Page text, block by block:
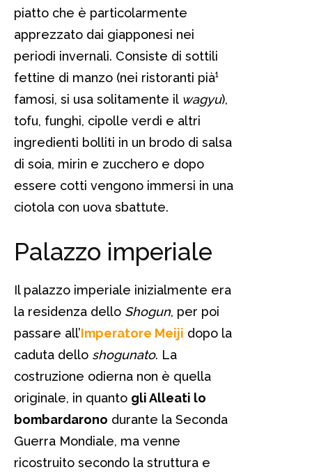
piatto che è particolarmente
apprezzato dai giapponesi nei
periodi invernali. Consiste di sottili
fettine di manzo (nei ristoranti pià¹
famosi, si usa solitamente il wagyu),
tofu, funghi, cipolle verdi e altri
ingredienti bolliti in un brodo di salsa
di soia, mirin e zucchero e dopo
essere cotti vengono immersi in una
ciotola con uova sbattute.
Palazzo imperiale
Il palazzo imperiale inizialmente era
la residenza dello Shogun, per poi
passare all’Imperatore Meiji dopo la
caduta dello shogunato. La
costruzione odierna non è quella
originale, in quanto gli Alleati lo
bombardarono durante la Seconda
Guerra Mondiale, ma venne
ricostruito secondo la struttura e